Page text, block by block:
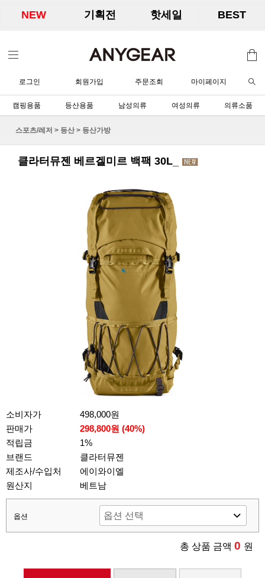
NEW 기획전 핫세일 BEST
로그인 회원가입 주문조회 마이페이지
캠핑용품 등산용품 남성의류 여성의류 의류소품
스포츠/레저 > 등산 > 등산가방
클라터뮤젠 베르겔미르 백팩 30L_
소비자가
498,000원
판매가
298,800원 (40%)
적립금
1%
브랜드
클라터뮤젠
제조사/수입처
에이와이엘
원산지
베트남
옵션
총 상품 금액 0 원